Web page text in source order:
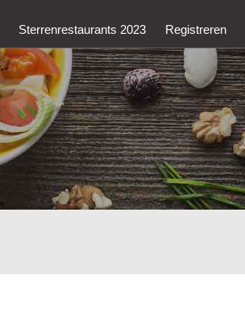
Sterrenrestaurants 2023 Registreren